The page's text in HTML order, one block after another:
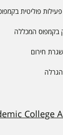
פוליטית
בקמפוס המכללה
חירום
College